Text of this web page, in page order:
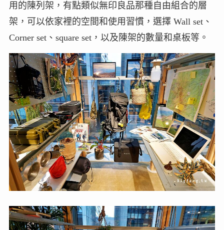
用的陳列架，有點類似無印良品那種自由組合的層
架，可以依家裡的空間和使用習慣，選擇 Wall set、
Corner set、square set，以及陳架的數量和桌板等。